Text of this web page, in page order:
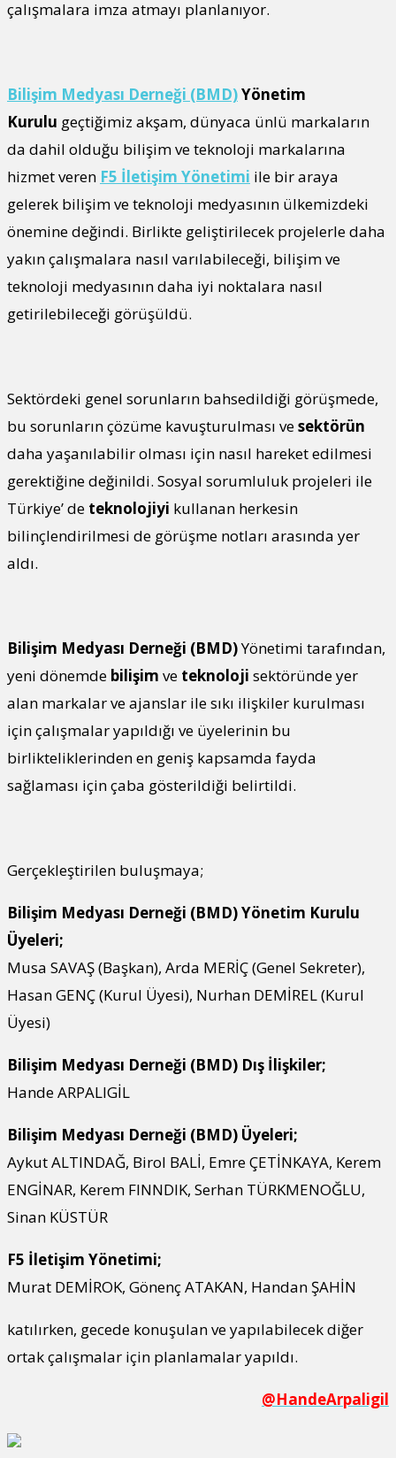
çalışmalara imza atmayı planlanıyor.
Bilişim Medyası Derneği (BMD)Yönetim
Kurulu geçtiğimiz akşam, dünyaca ünlü markaların
da dahil olduğu bilişim ve teknoloji markalarına
hizmet veren F5 İletişim Yönetimi ile bir araya
gelerek bilişim ve teknoloji medyasının ülkemizdeki
önemine değindi. Birlikte geliştirilecek projelerle daha
yakın çalışmalara nasıl varılabileceği, bilişim ve
teknoloji medyasının daha iyi noktalara nasıl
getirilebileceği görüşüldü.
Sektördeki genel sorunların bahsedildiği görüşmede,
bu sorunların çözüme kavuşturulması vesektörün
daha yaşanılabilir olması için nasıl hareket edilmesi
gerektiğine değinildi. Sosyal sorumluluk projeleri ile
Türkiye’ de teknolojiyi kullanan herkesin
bilinçlendirilmesi de görüşme notları arasında yer
aldı.
Bilişim Medyası Derneği (BMD)Yönetimi tarafından,
yeni dönemde bilişim ve teknoloji sektöründe yer
alan markalar ve ajanslar ile sıkı ilişkiler kurulması
için çalışmalar yapıldığı ve üyelerinin bu
birlikteliklerinden en geniş kapsamda fayda
sağlaması için çaba gösterildiği belirtildi.
Gerçekleştirilen buluşmaya;
Bilişim Medyası Derneği (BMD) Yönetim Kurulu
Üyeleri;
Musa SAVAŞ (Başkan), Arda MERİÇ (Genel Sekreter),
Hasan GENÇ (Kurul Üyesi), Nurhan DEMİREL (Kurul
Üyesi)
Bilişim Medyası Derneği (BMD) Dış İlişkiler;
Hande ARPALIGİL
Bilişim Medyası Derneği (BMD) Üyeleri;
Aykut ALTINDAĞ, Birol BALİ, Emre ÇETİNKAYA, Kerem
ENGİNAR, Kerem FINNDIK, Serhan TÜRKMENOĞLU,
Sinan KÜSTÜR
F5 İletişim Yönetimi;
Murat DEMİROK, Gönenç ATAKAN, Handan ŞAHİN
katılırken, gecede konuşulan ve yapılabilecek diğer
ortak çalışmalar için planlamalar yapıldı.
@HandeArpaligil